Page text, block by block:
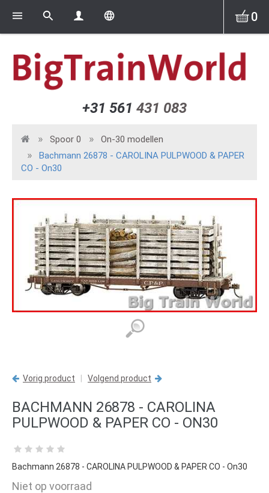
+31 561 431 083
0
Spoor 0
On-30 modellen
Bachmann 26878 - CAROLINA PULPWOOD & PAPER
CO - On30
Vorig product Volgend product
BACHMANN 26878 - CAROLINA
PULPWOOD & PAPER CO - ON30
Bachmann 26878 - CAROLINA PULPWOOD & PAPER CO - On30
Niet op voorraad